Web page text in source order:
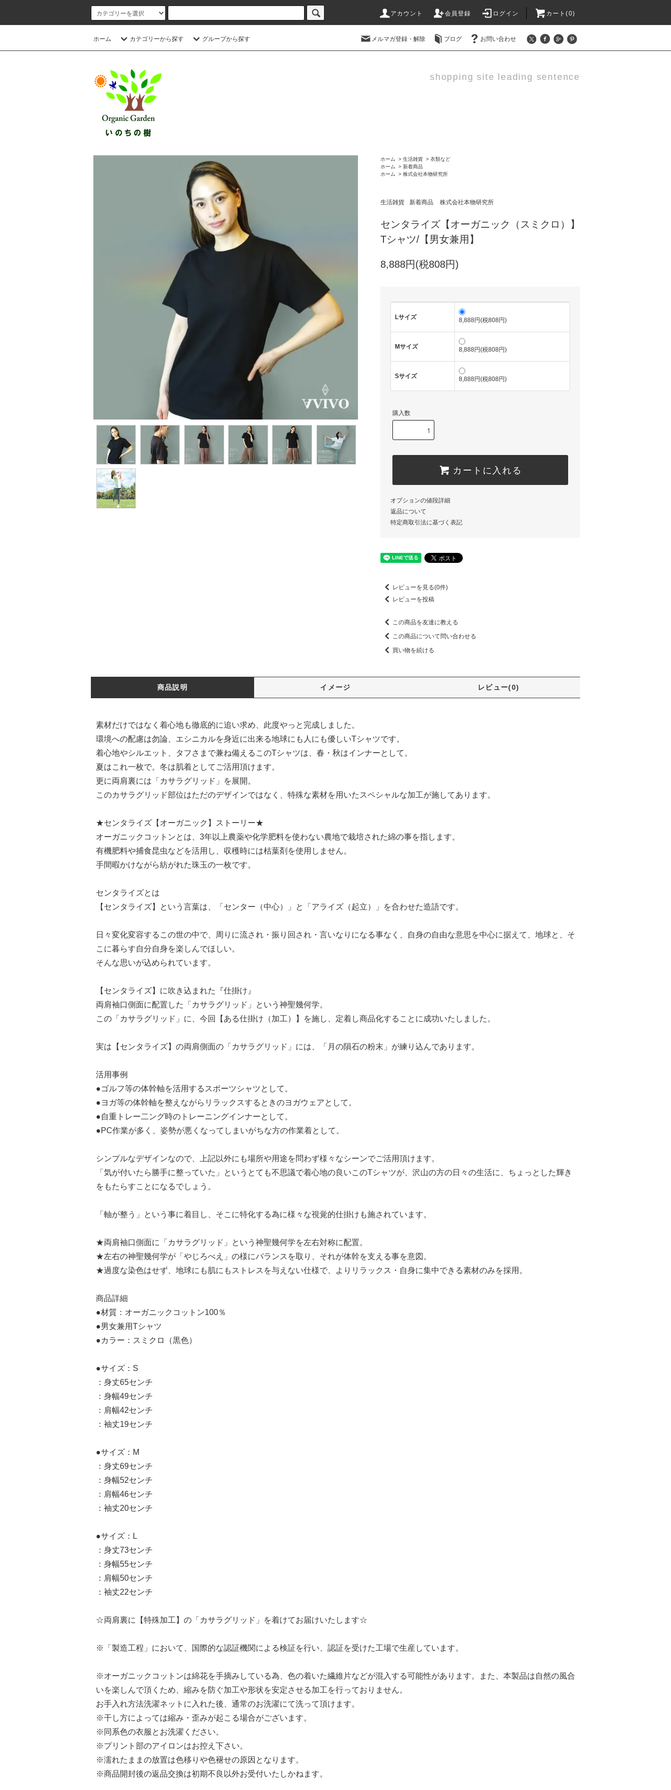
アカウント 会員登録 ログイン カート(0)
ホーム カテゴリーから探す グループから探す メルマガ登録・解除 ブログ お問い合わせ
shopping site leading sentence
ホーム > 生活雑貨 > 衣類など
ホーム
> 新着商品
ホーム
> 株式会社本物研究所
生活雑貨 新着商品 株式会社本物研究所
センタライズ【オーガニック（スミクロ）】
Tシャツ/【男女兼用】
8,888円(税808円)
Lサイズ 8,888円(税808円)
Mサイズ 8,888円(税808円)
Sサイズ 8,888円(税808円)
購入数
カートに入れる
オプションの値段詳細
返品について
特定商取引法に基づく表記
レビューを見る(0件)
レビューを投稿
この商品を友達に教える
この商品について問い合わせる
買い物を続ける
商品説明 イメージ レビュー(0)
素材だけではなく着心地も徹底的に追い求め、此度やっと完成しました。
環境への配慮は勿論、エシニカルを身近に出来る地球にも人にも優しいTシャツです。
着心地やシルエット、タフさまで兼ね備えるこのTシャツは、春・秋はインナーとして。
夏はこれ一枚で。冬は肌着としてご活用頂けます。
更に両肩裏には「カサラグリッド」を展開。
このカサラグリッド部位はただのデザインではなく、特殊な素材を用いたスペシャルな加工が施してあります。
★センタライズ【オーガニック】ストーリー★
オーガニックコットンとは、3年以上農薬や化学肥料を使わない農地で栽培された綿の事を指します。
有機肥料や捕食昆虫などを活用し、収穫時には枯葉剤を使用しません。
手間暇かけながら紡がれた珠玉の一枚です。
センタライズとは
【センタライズ】という言葉は、「センター（中心）」と「アライズ（起立）」を合わせた造語です。
日々変化変容するこの世の中で、周りに流され・振り回され・言いなりになる事なく、自身の自由な意思を中心に据えて、地球と、そ
こに暮らす自分自身を楽しんでほしい。
そんな思いが込められています。
【センタライズ】に吹き込まれた『仕掛け』
両肩袖口側面に配置した「カサラグリッド」という神聖幾何学。
この「カサラグリッド」に、今回【ある仕掛け（加工）】を施し、定着し商品化することに成功いたしました。
実は【センタライズ】の両肩側面の「カサラグリッド」には、「月の隕石の粉末」が練り込んであります。
活用事例
●ゴルフ等の体幹軸を活用するスポーツシャツとして。
●ヨガ等の体幹軸を整えながらリラックスするときのヨガウェアとして。
●自重トレー二ング時のトレーニングインナーとして。
●PC作業が多く、姿勢が悪くなってしまいがちな方の作業着として。
シンプルなデザインなので、上記以外にも場所や用途を問わず様々なシーンでご活用頂けます。
「気が付いたら勝手に整っていた」というとても不思議で着心地の良いこのTシャツが、沢山の方の日々の生活に、ちょっとした輝き
をもたらすことになるでしょう。
「軸が整う」という事に着目し、そこに特化する為に様々な視覚的仕掛けも施されています。
★両肩袖口側面に「カサラグリッド」という神聖幾何学を左右対称に配置。
★左右の神聖幾何学が「やじろべえ」の様にバランスを取り、それが体幹を支える事を意図。
★過度な染色はせず、地球にも肌にもストレスを与えない仕様で、よりリラックス・自身に集中できる素材のみを採用。
商品詳細
●材質：オーガニックコットン100％
●男女兼用Tシャツ
●カラー：スミクロ（黒色）
●サイズ：S
：身丈65センチ
：身幅49センチ
：肩幅42センチ
：袖丈19センチ
●サイズ：M
：身丈69センチ
：身幅52センチ
：肩幅46センチ
：袖丈20センチ
●サイズ：L
：身丈73センチ
：身幅55センチ
：肩幅50センチ
：袖丈22センチ
☆両肩裏に【特殊加工】の「カサラグリッド」を着けてお届けいたします☆
※「製造工程」において、国際的な認証機関による検証を行い、認証を受けた工場で生産しています。
※オーガニックコットンは綿花を手摘みしている為、色の着いた繊維片などが混入する可能性があります。また、本製品は自然の風合
いを楽しんで頂くため、縮みを防ぐ加工や形状を安定させる加工を行っておりません。
お手入れ方法洗濯ネットに入れた後、通常のお洗濯にて洗って頂けます。
※干し方によっては縮み・歪みが起こる場合がございます。
※同系色の衣服とお洗濯ください。
※プリント部のアイロンはお控え下さい。
※濡れたままの放置は色移りや色褪せの原因となります。
※商品開封後の返品交換は初期不良以外お受付いたしかねます。